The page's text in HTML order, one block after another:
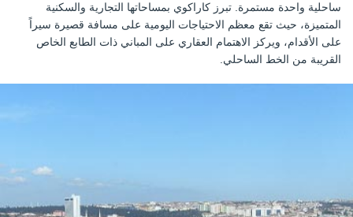
ساحلية واحدة مستمرة. تبرز كاراكوي بمساحاتها التجارية والسكنية
المتميزة، حيث تقع معظم الاحتياجات اليومية على مسافة قصيرة سيراً
على الأقدام، ويركز الاهتمام العقاري على المباني ذات الطابع الخاص
القريبة من الخط الساحلي.